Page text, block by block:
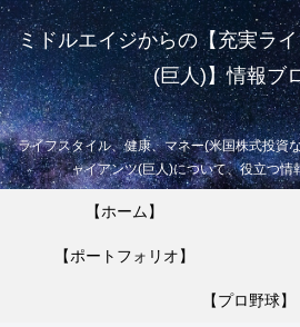
ミドルエイジからの【充実ラ
(巨人)】情報ブ
ライフスタイル、健康、マネー(米国株式投資
ャイアンツ(巨人)について、役立つ情
【ホーム】
【ポートフォリオ】
【プロ野球】